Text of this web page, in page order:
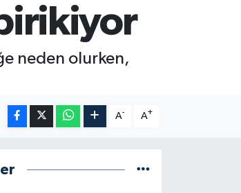
neden olurken,
A- A+